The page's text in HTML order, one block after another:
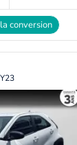
conversion